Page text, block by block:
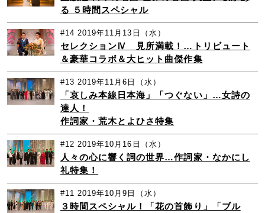
る ５時間スペシャル
#14 2019年11月13日（水）
セレクションⅣ 見所満載！…トリビュート
＆豪華コラボ＆大ヒット曲傑作集
#13 2019年11月6日（水）
「哀しみ本線日本海」「つぐない」…女詩の
達人！
作詞家・荒木とよひさ特集
#12 2019年10月16日（水）
人々の心に響く詞の世界…作詞家・なかにし
礼特集！
#11 2019年10月9日（水）
３時間スペシャル！「花の首飾り」「ブル